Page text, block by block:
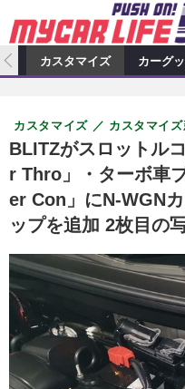
カーオーディオ
プロショップ検索
カーオーディオニュース
その他
カスタマイズ特集記事
カスタマイズニュース
カーグッズ
カーグッズ特集記事
カーグッズニュース
自動車
ニュース
スクープ
アクセスランキング
カスタマイズ カーグ
BLITZがスロットル
r Thro」・ターボ車
er Con」にN-WGN
ップを追加 2枚目の
カスタマイズ カスタマイ